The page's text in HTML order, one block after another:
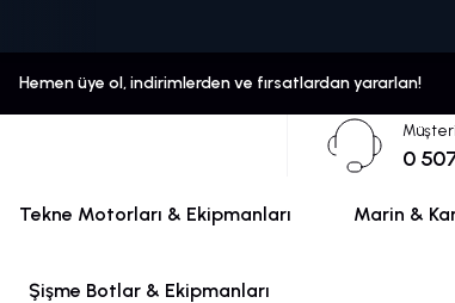
Hemen üye ol, indirimlerden ve fırsatlardan yararlan!
0
Tekne Motorları & Ekipmanları Marin &
Şişme Botlar & Ekipmanları